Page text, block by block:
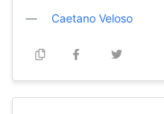
Caetano Veloso